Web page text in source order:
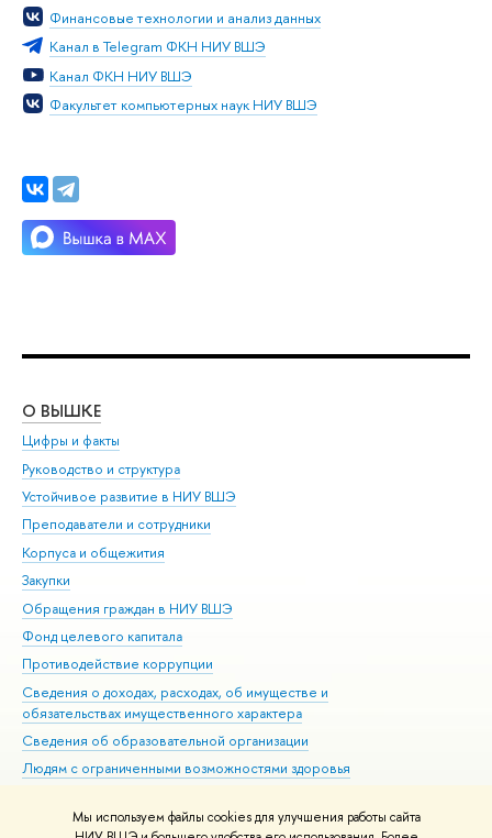
Мы используем файлы cookies для улучшения работы сайта
Финансовые технологии и анализ данных
Канал в Telegram ФКН НИУ ВШЭ
Канал ФКН НИУ ВШЭ
Факультет компьютерных наук НИУ ВШЭ
О ВЫШКЕ
Цифры и факты
Руководство и структура
Устойчивое развитие в НИУ ВШЭ
Преподаватели и сотрудники
Корпуса и общежития
Закупки
Обращения граждан в НИУ ВШЭ
Фонд целевого капитала
Противодействие коррупции
Сведения о доходах, расходах, об имуществе и
обязательствах имущественного характера
Сведения об образовательной организации
Людям с ограниченными возможностями здоровья
Работа в Вышке